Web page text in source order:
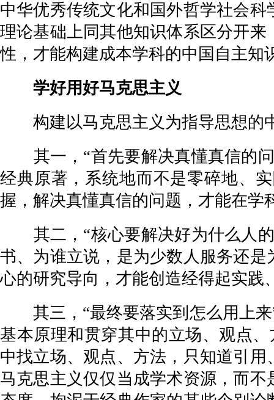
中华优秀传统文化和国外哲学社会
理论基础上同其他知识体系区分开
性，才能构建成本学科的中国自主知
学好用好马克思主义
构建以马克思主义为指导思想的
其一，“首先要解决真懂真信的问
经典原著，系统地而不是零碎地、
握，解决真懂真信的问题，才能在学
其二，“核心要解决好为什么人的
书、为谁立说，是为少数人服务还
心的研究导向，才能创造经得起实践
其三，“最终要落实到怎么用上来
基本原理和贯穿其中的立场、观点
中找立场、观点、方法，只知道引
马克思主义仅仅当成学术资源，而